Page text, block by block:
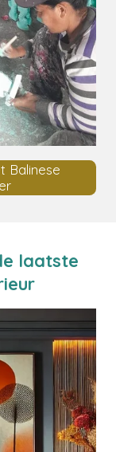
Balinese
laatste